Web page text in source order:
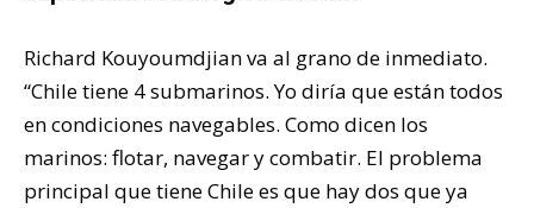
Richard Kouyoumdjian va al grano de inmediato.
“Chile tiene 4 submarinos. Yo diría que están todos
en condiciones navegables. Como dicen los
marinos: flotar, navegar y combatir. El problema
principal que tiene Chile es que hay dos que ya